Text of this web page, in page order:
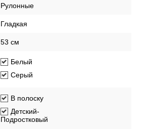
Рулонные
Гладкая
53 см
Белый
Серый
В полоску
Детский-
Подростковый